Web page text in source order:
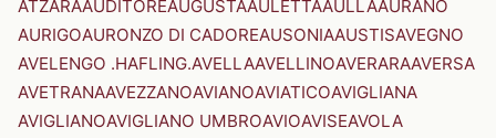
ATZARAAUDITOREAUGUSTAAULETTAAULLAAURANO
AURIGOAURONZO DI CADOREAUSONIAAUSTISAVEGNO
AVELENGO .HAFLING.AVELLAAVELLINOAVERARAAVERSA
AVETRANAAVEZZANOAVIANOAVIATICOAVIGLIANA
AVIGLIANOAVIGLIANO UMBROAVIOAVISEAVOLA